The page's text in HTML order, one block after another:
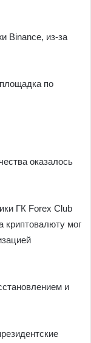
Binance, из-за
по
оказалось
ГК Forex Club
криптовалюту мог
и